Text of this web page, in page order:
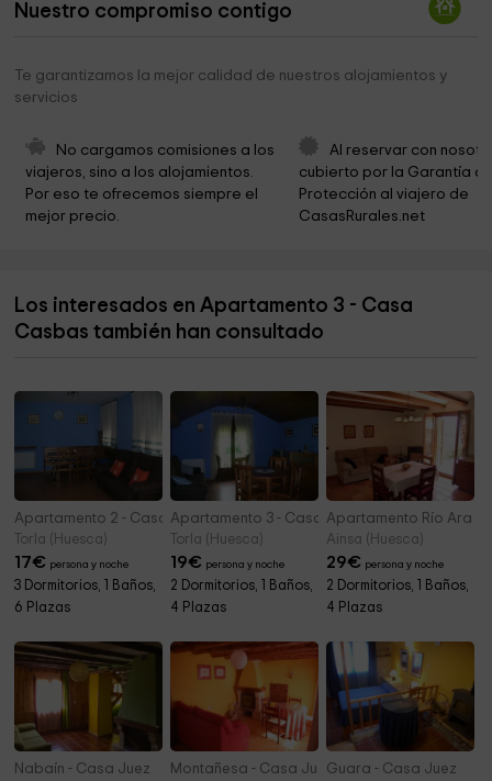
Cementerio Municipal de Jaca 2,4 km
Archivo Capitular de la Catedral de Jaca
Diocesan Museum of Jaca - Romanesque Art
Obispado de Jaca
Diócesis de Jaca 2,7 km
Obispado De Jaca
Nuestro compromiso contigo
Te garantizamos la mejor calidad de nuestros alojamientos y
servicios
No cargamos comisiones a los
viajeros, sino a los alojamientos.
Por eso te ofrecemos siempre el
mejor precio.
Al reservar con
cubierto por la Garantía
Protección al viajero de
CasasRurales.net
Los interesados en Apartamento 3 - Casa
Casbas también han consultado
Apartamento 2 - Casa Cote
Torla (Huesca)
17€ persona y noche
3 Dormitorios, 1 Baños,
6 Plazas
Apartamento 3 - Casa Cote
Torla (Huesca)
19€ persona y noche
2 Dormitorios, 1 Baños,
4 Plazas
Apartamento Río Ara -
Ainsa (Huesca)
29€ persona y noche
2 Dormitorios, 1 Baños,
4 Plazas
Nabaín - Casa Juez Montañesa - Casa JuezGuara - Casa Juez